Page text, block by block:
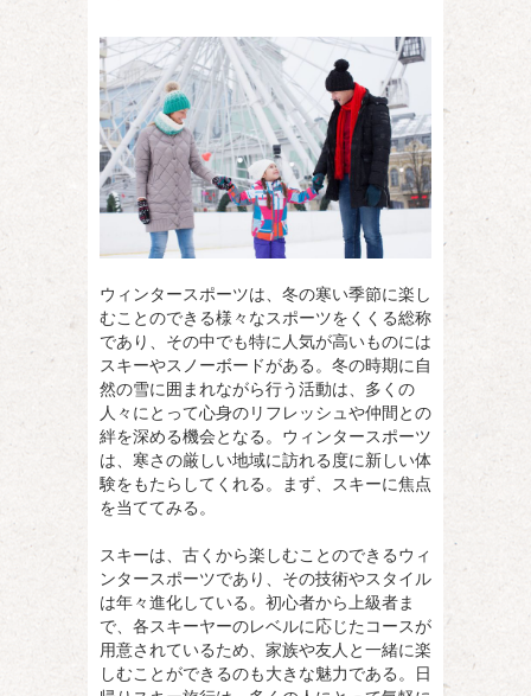
ウィンタースポーツは、冬の寒い季節に楽し
むことのできる様々なスポーツをくくる総称
であり、その中でも特に人気が高いものには
スキーやスノーボードがある。 冬の時期に自
然の雪に囲まれながら行う活動は、多くの
人々にとって心身のリフレッシュや仲間との
絆を深める機会となる。ウィンタースポーツ
は、寒さの厳しい地域に訪れる度に新しい体
験をもたらしてくれる。まず、スキーに焦点
を当ててみる。
スキーは、古くから楽しむことのできるウィ
ンタースポーツであり、その技術やスタイル
は年々進化している。初心者から上級者ま
で、各スキーヤーのレベルに応じたコースが
用意されているため、家族や友人と一緒に楽
しむことができるのも大きな魅力である。日